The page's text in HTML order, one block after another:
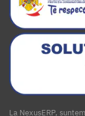
La NexusERP,